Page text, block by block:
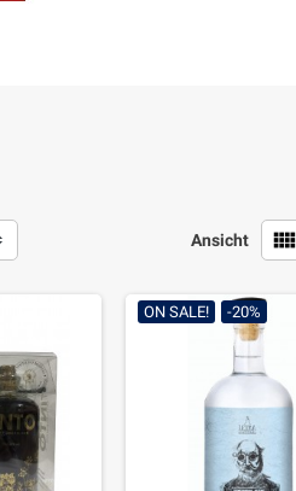
Ansicht view_comfy
ON SALE! -20%